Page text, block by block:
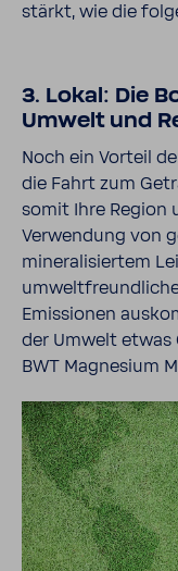
stärkt, wie die
3. Lokal: Die
Umwelt und
Noch ein Vorteil
die Fahrt zum
somit Ihre Region
Verwendung von
mineralisiertem
Emissionen
der Umwelt etwas
BWT Magnesium